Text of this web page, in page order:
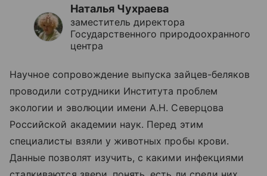
Наталья Чухраева
заместитель директора
Государственного природоохранного
центра
Научное сопровождение выпуска зайцев-беляков
проводили сотрудники Института проблем
экологии и эволюции имени А.Н. Северцова
Российской академии наук. Перед этим
специалисты взяли у животных пробы крови.
Данные позволят изучить, с какими инфекциями